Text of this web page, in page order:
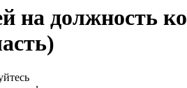
на должность